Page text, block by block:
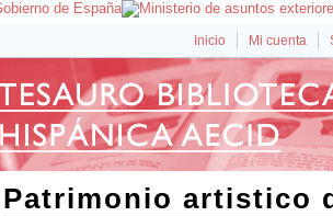
Inicio Mi cuenta
Patrimonio artistico